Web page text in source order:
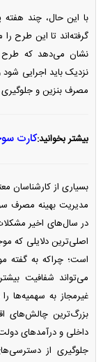
با این حال، چند هفته
نشان می‌دهد که طرح
نزدیک باید اجرایی
مصرف بنزین و
بیشتر بخوانید:کارت
بسیاری از کارشناسان
مدیریت بهینه مصرف
در سال‌های اخیر
اصلی‌ترین دلایلی که
است؛ چراکه به گفته
می‌تواند شفافیت
غیرمجاز به سهمیه‌ها
بزرگ‌ترین چالش‌های
داخلی و درآمد‌های دولت
جلوگیری از